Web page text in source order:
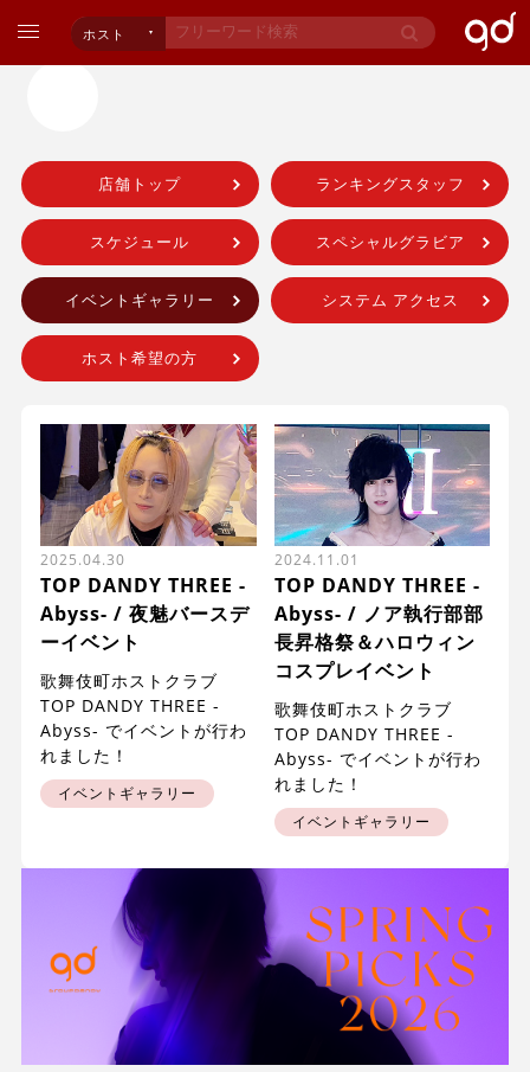
ホスト
店舗トップ ランキングスタッフ
スケジュール スペシャルグラビア
イベントギャラリー システム アクセス
ホスト希望の方
2025.04.30
TOP DANDY THREE -
Abyss- / 夜魅バースデ
ーイベント
歌舞伎町ホストクラブ
TOP DANDY THREE -
Abyss- でイベントが行わ
れました！
イベントギャラリー
2024.11.01
TOP DANDY THREE -
Abyss- / ノア執行部部
長昇格祭＆ハロウィン
コスプレイベント
歌舞伎町ホストクラブ
TOP DANDY THREE -
Abyss- でイベントが行わ
れました！
イベントギャラリー